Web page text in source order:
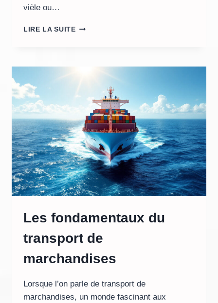
vièle ou…
LIRE LA SUITEVOYAGE
TROUBADOURS
MÉNESTRELS
MÉDIÉVAUX
Les fondamentaux du
transport de
marchandises
Lorsque l’on parle de transport de
marchandises, un monde fascinant aux